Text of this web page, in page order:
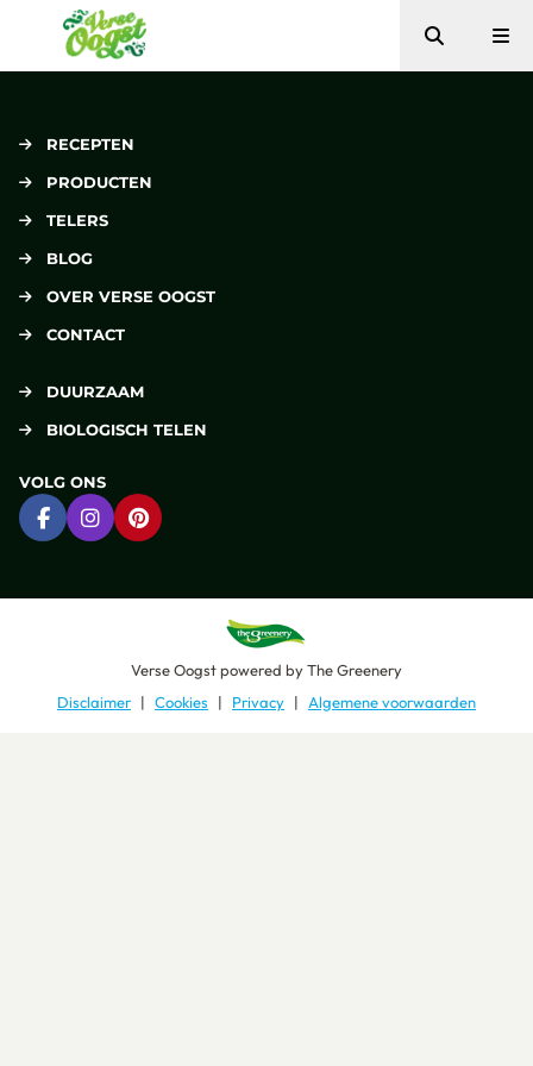
Verse Oogst
Zoeken
RECEPTEN
PRODUCTEN
TELERS
BLOG
OVER VERSE OOGST
CONTACT
DUURZAAM
BIOLOGISCH TELEN
VOLG ONS
Ga naar Facebook
Ga naar Instagram
Ga naar Pinterest
Verse Oogstpowered byThe Greenery
Disclaimer
Cookies Privacy Algemene voorwaarden